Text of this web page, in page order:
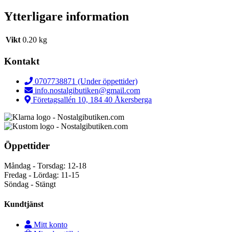
Ytterligare information
Vikt 0.20 kg
Kontakt
0707738871 (Under öppettider)
info.nostalgibutiken@gmail.com
Företagsallén 10, 184 40 Åkersberga
Öppettider
Måndag - Torsdag: 12-18
Fredag - Lördag: 11-15
Söndag - Stängt
Kundtjänst
Mitt konto